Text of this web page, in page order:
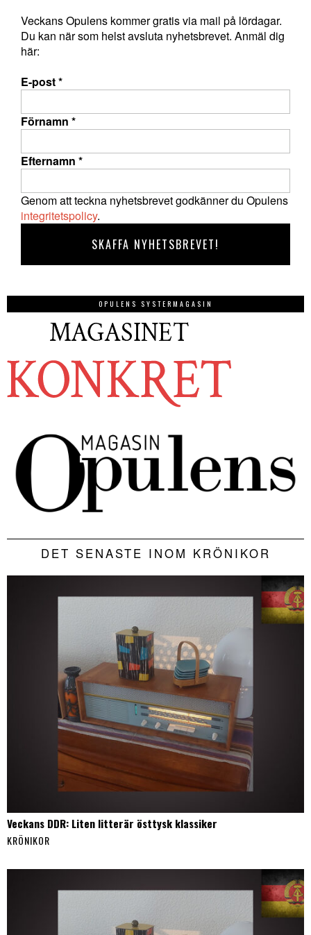
Veckans Opulens kommer gratis via mail på lördagar.
Du kan när som helst avsluta nyhetsbrevet. Anmäl dig
här:
E-post*
Förnamn *
Efternamn *
Genom att teckna nyhetsbrevet godkänner du Opulens
integritetspolicy.
OPULENS SYSTERMAGASIN
DET SENASTE INOM KRÖNIKOR
Veckans DDR: Liten litterär östtysk klassiker
KRÖNIKOR